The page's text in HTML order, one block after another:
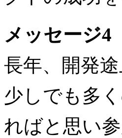
メッセージ4
長年、開発
少しでも多
ればと思い